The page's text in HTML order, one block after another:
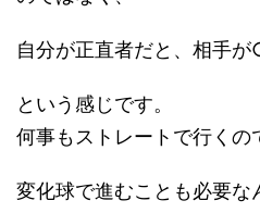
自分が正直者だと、相手
という感じです。
何事もストレートで行くの
変化球で進むことも必要な